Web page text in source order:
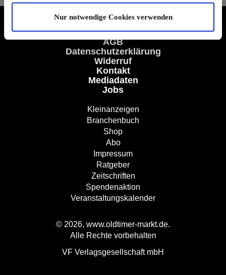
Nur notwendige Cookies verwenden
Termine & Preisliste
Info & Hilfe
AGB
Datenschutzerklärung
Widerruf
Kontakt
Mediadaten
Jobs
Kleinanzeigen
Branchenbuch
Shop
Abo
Impressum
Ratgeber
Zeitschriften
Spendenaktion
Veranstaltungskalender
© 2026, www.oldtimer-markt.de.
Alle Rechte vorbehalten
VF Verlagsgesellschaft mbH